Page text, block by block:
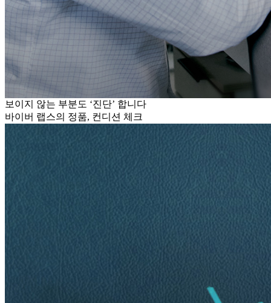
보이지 않는 부분도 ‘진단’ 합니다
바이버 랩스의 정품, 컨디션 체크